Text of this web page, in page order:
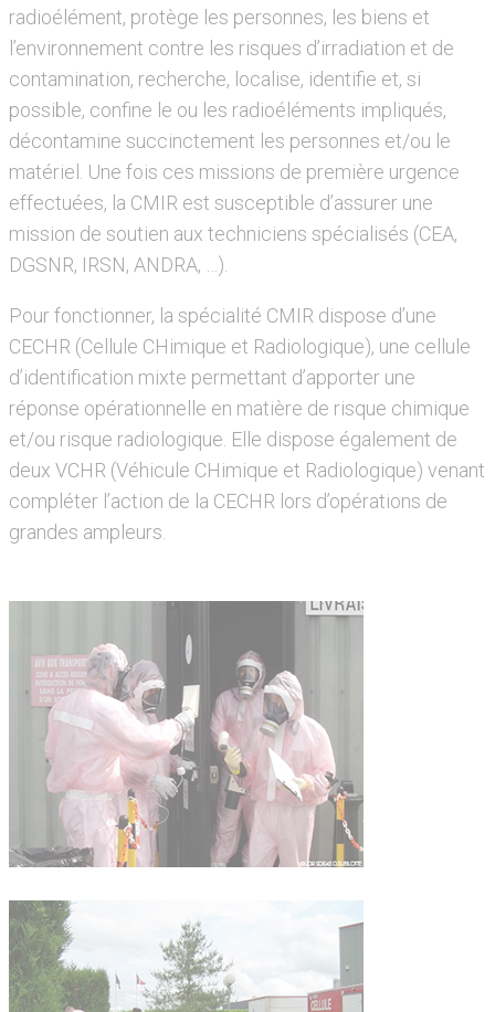
radioélément, protège les personnes, les biens et
l’environnement contre les risques d’irradiation et de
contamination, recherche, localise, identifie et, si
possible, confine le ou les radioéléments impliqués,
décontamine succinctement les personnes et/ou le
matériel. Une fois ces missions de première urgence
effectuées, la CMIR est susceptible d’assurer une
mission de soutien aux techniciens spécialisés (CEA,
DGSNR, IRSN, ANDRA, …).
Pour fonctionner, la spécialité CMIR dispose d’une
CECHR (Cellule CHimique et Radiologique), une cellule
d’identification mixte permettant d’apporter une
réponse opérationnelle en matière de risque chimique
et/ou risque radiologique. Elle dispose également de
deux VCHR (Véhicule CHimique et Radiologique) venant
compléter l’action de la CECHR lors d’opérations de
grandes ampleurs.